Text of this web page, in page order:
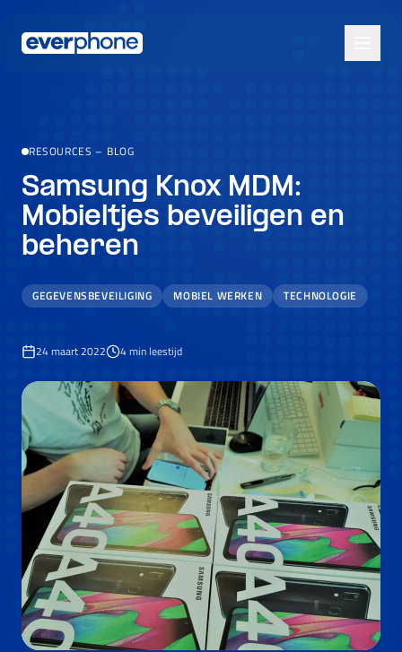
RESOURCES – BLOG
Samsung Knox MDM:
Mobieltjes beveiligen en
beheren
GEGEVENSBEVEILIGING MOBIEL WERKEN TECHNOLOGIE
24 maart 2022 4min leestijd